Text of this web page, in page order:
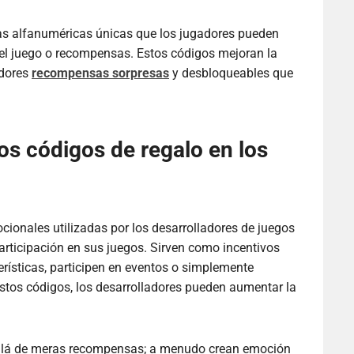
alfanuméricas únicas que los jugadores pueden
juego o recompensas. Estos códigos mejoran la
recompensas sorpresas y desbloqueables que
códigos de regalo en los
utilizadas por los desarrolladores de juegos
en sus juegos. Sirven como incentivos
participen en eventos o simplemente
códigos, los desarrolladores pueden aumentar la
de meras recompensas; a menudo crean emoción